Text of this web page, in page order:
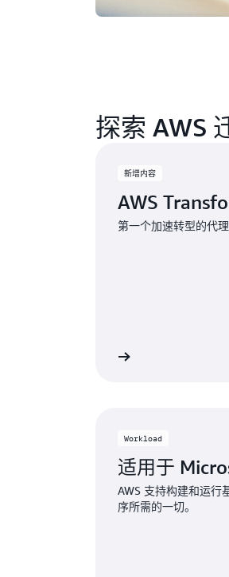
探索 AWS
新增内容
AWS
第一个加速转型的代
Workload
适用于
AWS 支持构建和运行
序所需的一切。